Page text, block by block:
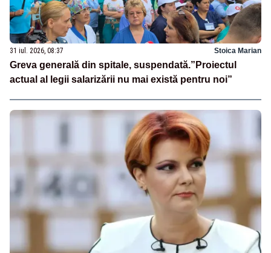
31 iul. 2026, 08:37 Stoica Marian
Greva generală din spitale, suspendată.”Proiectul
actual al legii salarizării nu mai există pentru noi”